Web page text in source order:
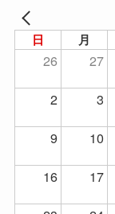
日 月
26 27
2
3
9
10
16
17